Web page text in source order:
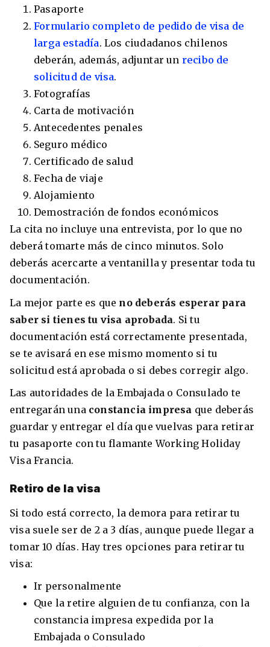
Pasaporte
Formulario completo de pedido de visa de
larga estadía. Los ciudadanos chilenos
deberán, además, adjuntar un recibo de
solicitud de visa.
Fotografías
Carta de motivación
Antecedentes penales
Seguro médico
Certificado de salud
Fecha de viaje
Alojamiento
Demostración de fondos económicos
La cita no incluye una entrevista, por lo que no
deberá tomarte más de cinco minutos. Solo
deberás acercarte a ventanilla y presentar toda tu
documentación.
La mejor parte es que no deberás esperar para
saber si tienes tu visa aprobada. Si tu
documentación está correctamente presentada,
se te avisará en ese mismo momento si tu
solicitud está aprobada o si debes corregir algo.
Las autoridades de la Embajada o Consulado te
entregarán una constancia impresa que deberás
guardar y entregar el día que vuelvas para retirar
tu pasaporte con tu flamante Working Holiday
Visa Francia.
Retiro de la visa
Si todo está correcto, la demora para retirar tu
visa suele ser de 2 a 3 días, aunque puede llegar a
tomar 10 días. Hay tres opciones para retirar tu
visa:
Ir personalmente
Que la retire alguien de tu confianza, con la
constancia impresa expedida por la
Embajada o Consulado